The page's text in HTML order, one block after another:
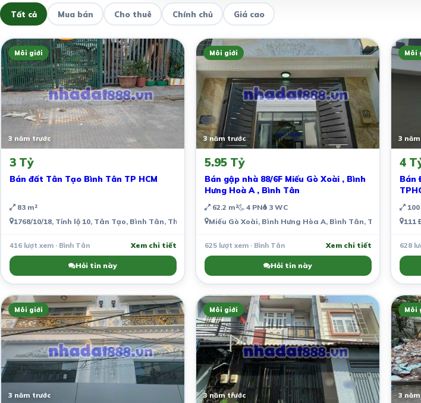
Tất cả Mua bán Cho thuê Chính chủ Giá cao
Môi giới
3 năm trước
3 Tỷ
Bán đất Tân Tạo Bình Tân TP HCM
83 m²
1768/10/18, Tỉnh lộ 10, Tân Tạo, Bình Tân, Thành phố Hồ Chí Minh, Việt Nam
416 lượt xem · Bình Tân Xem chi tiết
Hỏi tin này
Môi giới
3 năm trước
5.95 Tỷ
Bán gập nhà 88/6F Miếu Gò Xoài , Bình
Hưng Hoà A , Bình Tân
62.2 m² 4 PN 3 WC
Miếu Gò Xoài, Bình Hưng Hòa A, Bình Tân, Thành phố
625 lượt xem · Bình Tân Xem chi tiết
Hỏi tin này
Môi
3
4
Bán
100
111
628
Môi giới
3 năm trước
Môi giới
3 năm trước
Môi
3